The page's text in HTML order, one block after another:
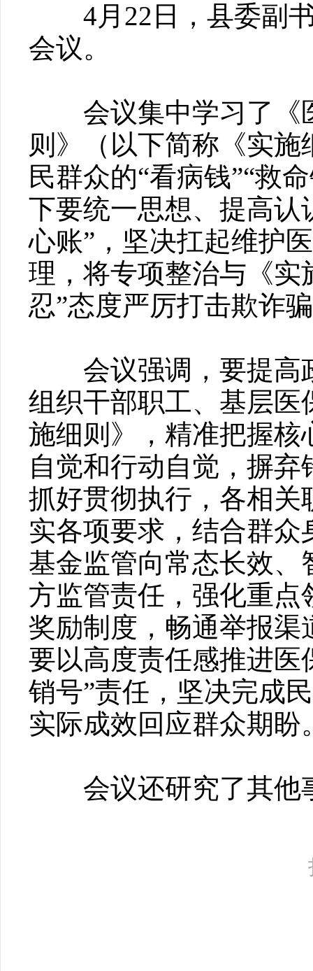
4月22日，县委副书
会议。
会议集中学习了《
则》（以下简称《实
民群众的“看病钱”“救
下要统一思想、提高认
心账”，坚决扛起维护
理，将专项整治与《实
忍”态度严厉打击欺诈
会议强调，要提高
组织干部职工、基层
施细则》，精准把握
自觉和行动自觉，摒
抓好贯彻执行，各相
实各项要求，结合群
基金监管向常态长效
方监管责任，强化重
奖励制度，畅通举报
要以高度责任感推进医
销号”责任，坚决完成
实际成效回应群众期盼
会议还研究了其他